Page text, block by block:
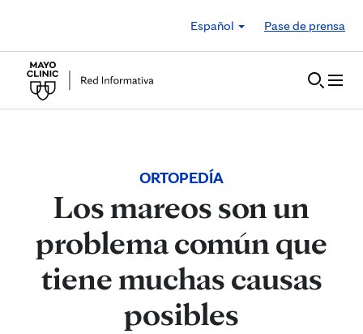
Español
Pase de prensa
ORTOPEDÍA
Los mareos son un
problema común que
tiene muchas causas
posibles